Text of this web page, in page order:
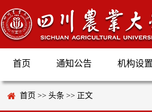
首页 通知公告 机构设置
首页 >> 头条 >> 正文